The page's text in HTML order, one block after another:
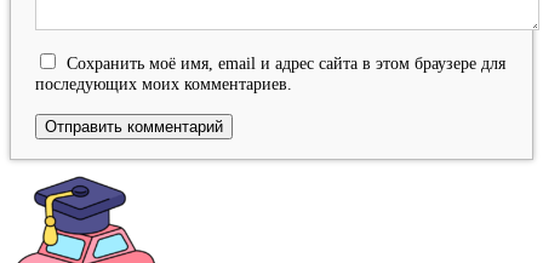
Сохранить моё имя, email и адрес сайта в этом браузере для
последующих моих комментариев.